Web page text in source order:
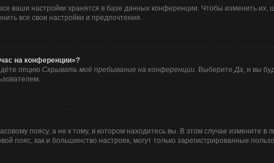
ваши настройки хранятся в базе данных конференции. Чтобы изменить их,
все свои настройки и предпочтения.
на конференции»?
опцию Скрывать моё пребывание на конференции. ВыберитеДа, и вы
поясу, а не к тому, в котором находитесь вы. В этом случае измените в
пояс, как и большинство настроек, могут только зарегистрированные